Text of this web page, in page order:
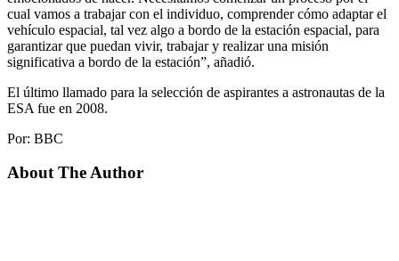
cual vamos a trabajar con el individuo, comprender cómo adaptar el
vehículo espacial, tal vez algo a bordo de la estación espacial, para
garantizar que puedan vivir, trabajar y realizar una misión
significativa a bordo de la estación”, añadió.
El último llamado para la selección de aspirantes a astronautas de la
ESA fue en 2008.
Por: BBC
About The Author